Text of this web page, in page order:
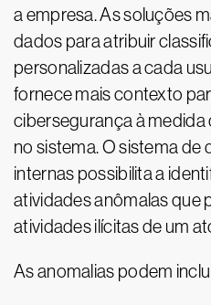
a empresa. As soluções
dados para atribuir
personalizadas a cada
fornece mais contexto
cibersegurança à medida
no sistema. O sistema
internas possibilita a
atividades anômalas que
atividades ilícitas de um
As anomalias podem